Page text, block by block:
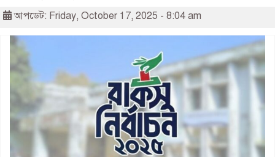
আপডেট: Friday, October 17, 2025 - 8:04 am